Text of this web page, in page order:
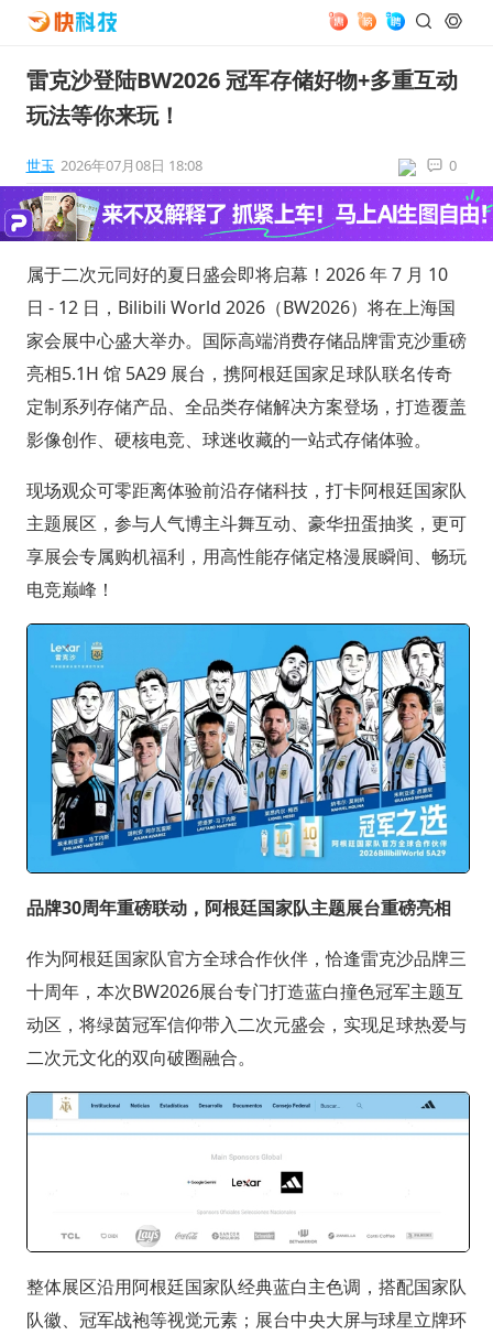
雷克沙登陆BW2026 冠军存储好物+多重互动
玩法等你来玩！
世玉 2026年07月08日 18:08 0
属于二次元同好的夏日盛会即将启幕！2026 年 7 月 10
日 - 12 日，Bilibili World 2026（BW2026）将在上海国
家会展中心盛大举办。国际高端消费存储品牌雷克沙重磅
亮相5.1H 馆 5A29 展台，携阿根廷国家足球队联名传奇
定制系列存储产品、全品类存储解决方案登场，打造覆盖
影像创作、硬核电竞、球迷收藏的一站式存储体验。
现场观众可零距离体验前沿存储科技，打卡阿根廷国家队
主题展区，参与人气博主斗舞互动、豪华扭蛋抽奖，更可
享展会专属购机福利，用高性能存储定格漫展瞬间、畅玩
电竞巅峰！
品牌30周年重磅联动，阿根廷国家队主题展台重磅亮相
作为阿根廷国家队官方全球合作伙伴，恰逢雷克沙品牌三
十周年，本次BW2026展台专门打造蓝白撞色冠军主题互
动区，将绿茵冠军信仰带入二次元盛会，实现足球热爱与
二次元文化的双向破圈融合。
整体展区沿用阿根廷国家队经典蓝白主色调，搭配国家队
队徽、冠军战袍等视觉元素；展台中央大屏与球星立牌环